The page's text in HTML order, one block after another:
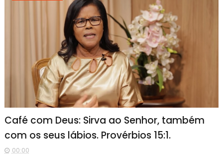
Café com Deus: Sirva ao Senhor, também
com os seus lábios. Provérbios 15:1.
00:00